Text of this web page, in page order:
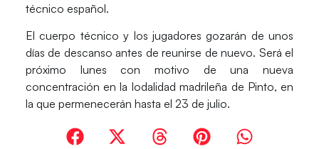
técnico español.
El cuerpo técnico y los jugadores gozarán de unos
días de descanso antes de reunirse de nuevo. Será el
próximo lunes con motivo de una nueva
concentración en la lodalidad madrileña de Pinto, en
la que permenecerán hasta el 23 de julio.